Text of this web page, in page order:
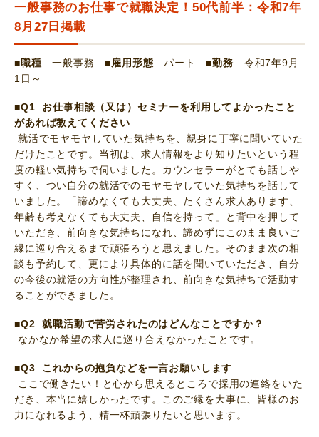
一般事務のお仕事で就職決定！50代前半：令和7年
8月27日掲載
■職種 …一般事務■雇用形態 …パート■勤務 …令和7年9月
1日～
■Q1 お仕事相談（又は）セミナーを利用してよかったこと
があれば教えてください
就活でモヤモヤしていた気持ちを、親身に丁寧に聞いていた
だけたことです。当初は、求人情報をより知りたいという程
度の軽い気持ちで伺いました。カウンセラーがとても話しや
すく、つい自分の就活でのモヤモヤしていた気持ちを話して
いました。「諦めなくても大丈夫、たくさん求人あります、
年齢も考えなくても大丈夫、自信を持って」と背中を押して
いただき、前向きな気持ちになれ、諦めずにこのまま良いご
縁に巡り合えるまで頑張ろうと思えました。そのまま次の相
談も予約して、更により具体的に話を聞いていただき、自分
の今後の就活の方向性が整理され、前向きな気持ちで活動す
ることができました。
■Q2 就職活動で苦労されたのはどんなことですか？
なかなか希望の求人に巡り合えなかったことです。
■Q3 これからの抱負などを一言お願いします
ここで働きたい！と心から思えるところで採用の連絡をいた
だき、本当に嬉しかったです。このご縁を大事に、皆様のお
力になれるよう、精一杯頑張りたいと思います。